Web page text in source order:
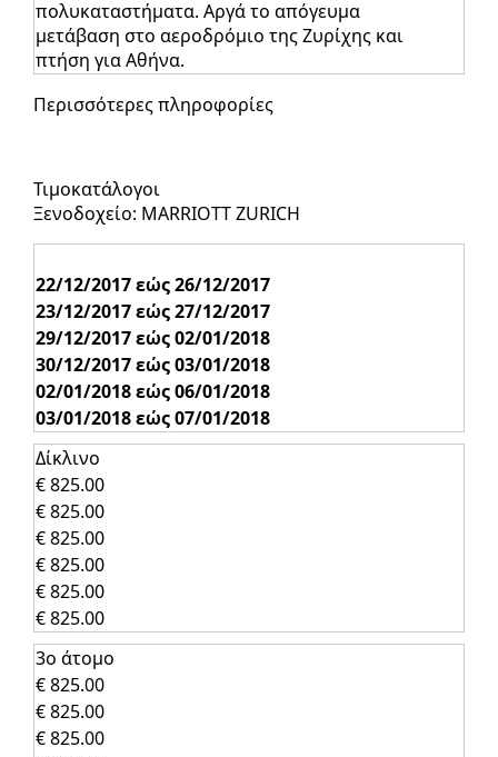
πολυκαταστήματα. Αργά το απόγευμα
μετάβαση στο αεροδρόμιο της Ζυρίχης και
πτήση για Αθήνα.
Περισσότερες πληροφορίες
Τιμοκατάλογοι
Ξενοδοχείο: MARRIOTT ZURICH
22/12/2017 εώς 26/12/2017
23/12/2017 εώς 27/12/2017
29/12/2017 εώς 02/01/2018
30/12/2017 εώς 03/01/2018
02/01/2018 εώς 06/01/2018
03/01/2018 εώς 07/01/2018
Δίκλινο
€ 825.00
€ 825.00
€ 825.00
€ 825.00
€ 825.00
€ 825.00
3ο άτομο
€ 825.00
€ 825.00
€ 825.00